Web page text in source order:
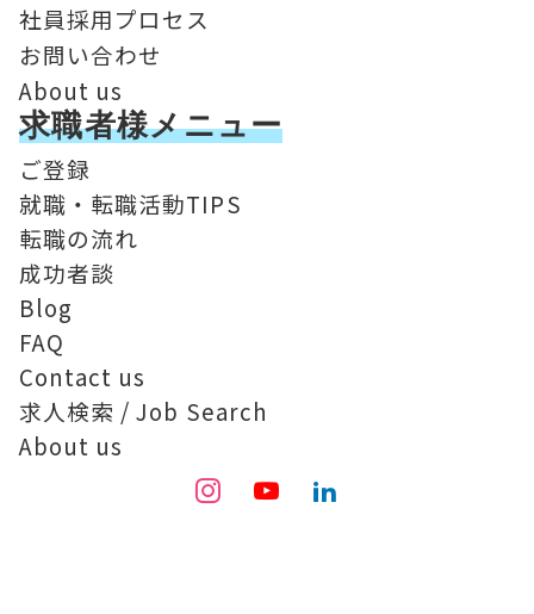
社員採用プロセス
お問い合わせ
About us
求職者様メニュー
ご登録
就職・転職活動TIPS
転職の流れ
成功者談
Blog
FAQ
Contact us
求人検索 / Job Search
About us